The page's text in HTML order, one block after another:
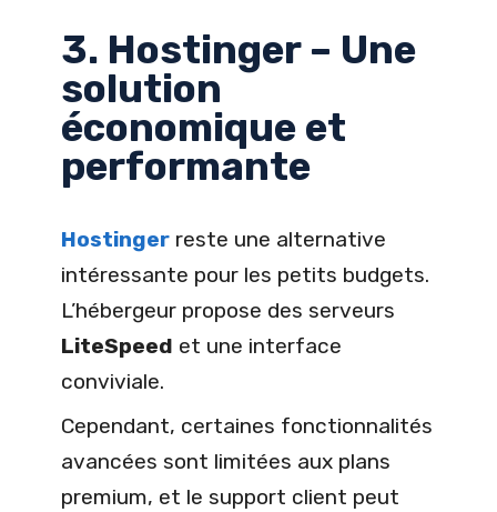
3. Hostinger – Une
solution
économique et
performante
Hostinger reste une alternative
intéressante pour les petits budgets.
L’hébergeur propose des serveurs
LiteSpeed et une interface
conviviale.
Cependant, certaines fonctionnalités
avancées sont limitées aux plans
premium, et le support client peut